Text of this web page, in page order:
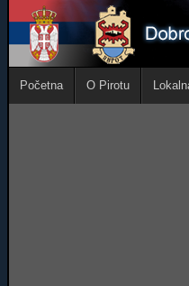
Početna O Pirotu